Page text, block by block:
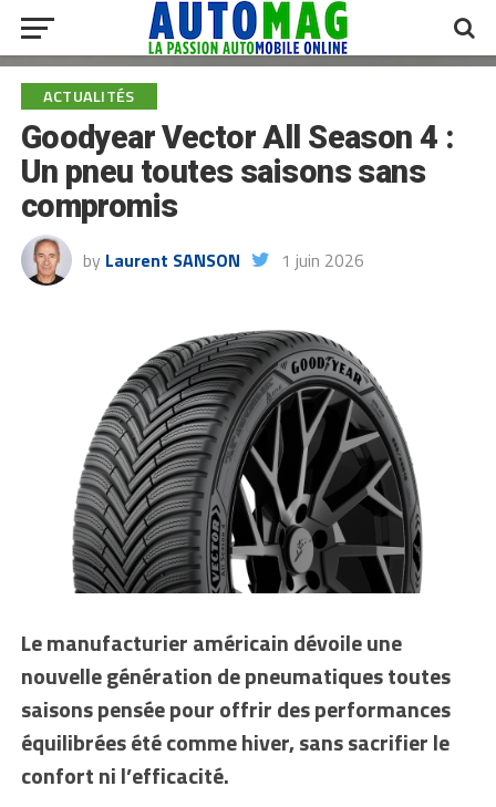
ACTUALITÉS
Goodyear Vector All Season 4 :
Un pneu toutes saisons sans
compromis
by Laurent SANSON 1 juin 2026
Le manufacturier américain dévoile une
nouvelle génération de pneumatiques toutes
saisons pensée pour offrir des performances
équilibrées été comme hiver, sans sacrifier le
confort ni l’efficacité.